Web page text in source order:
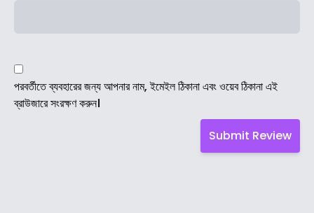
পরবর্তীতে ব্যবহারের জন্য আপনার নাম, ইমেইল ঠিকানা এবং ওয়েব ঠিকানা এই
ব্রাউজারে সংরক্ষণ করুন।